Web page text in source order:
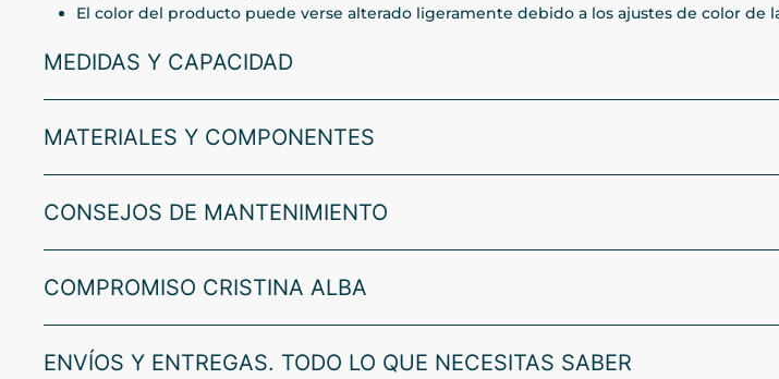
El color del producto puede verse alterado ligeramente debido a los ajustes de color de
MEDIDAS Y CAPACIDAD
MATERIALES Y COMPONENTES
CONSEJOS DE MANTENIMIENTO
COMPROMISO CRISTINA ALBA
ENVÍOS Y ENTREGAS. TODO LO QUE NECESITAS SABER